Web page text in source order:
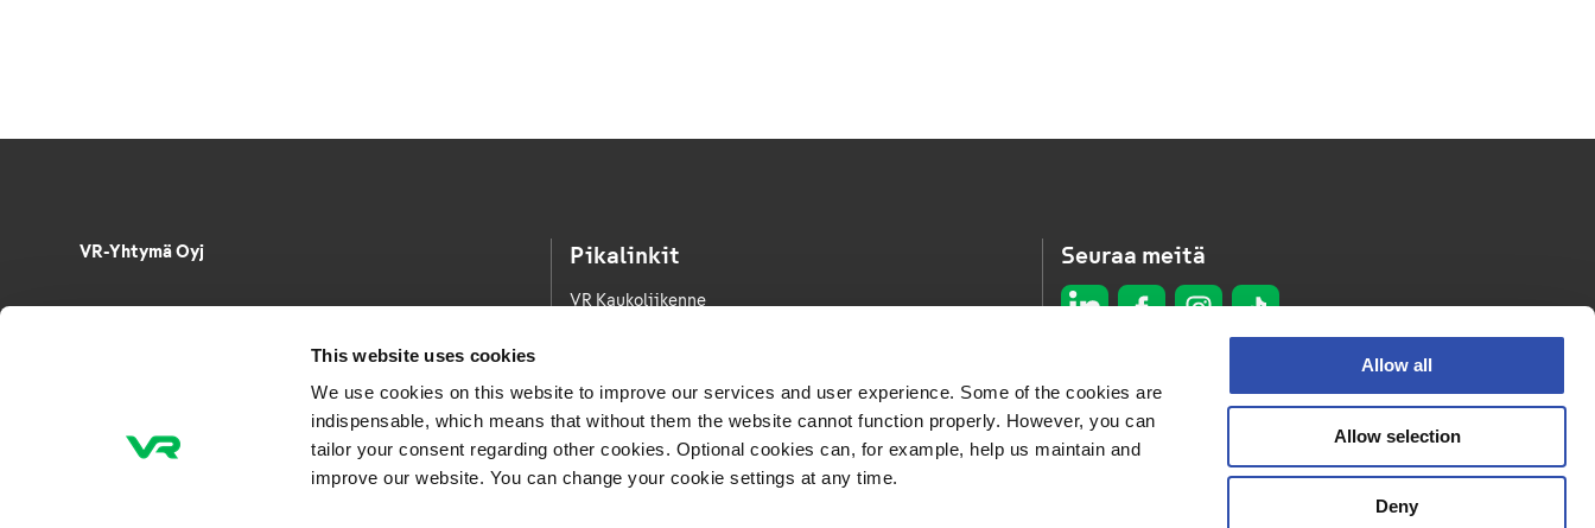
This website uses cookies
We use cookies on this website to improve our services and user experience. Some of the cookies are
indispensable, which means that without them the website cannot function properly. However, you can
tailor your consent regarding other cookies. Optional cookies can, for example, help us maintain and
improve our website. You can change your cookie settings at any time.
Allow all
Allow selection
Deny
VR-Yhtymä Oyj Pikalinkit
VR Kaukoliikenne
VR FleetCare
Medialle
Seuraa meitä
Tietosuojaseloste
Evästeseloste
Saavutettavuusseloste